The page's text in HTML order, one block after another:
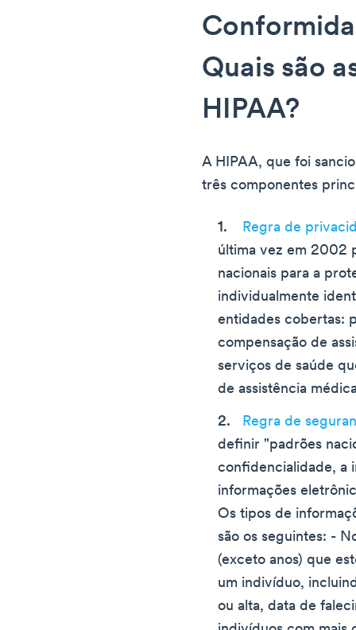
Quais são
HIPAA?
A HIPAA, que foi
três componentes
Regra de
última vez em 2002
nacionais para a
individualmente
entidades cobertas:
compensação de
serviços de saúde
de assistência
Regra de
definir "padrões
confidencialidade, a
informações
Os tipos de
são os seguintes: -
(exceto anos) que
um indivíduo,
ou alta, data de